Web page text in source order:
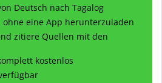
Deutsch nach Tagalog
ohne eine App herunterzuladen
zitiere Quellen mit den
kostenlos